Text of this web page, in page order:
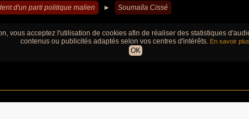
d'un parti politique malien ► Soumaïla Cissé
vous acceptez l'utilisation de cookies afin de réaliser des statistiques
contenus ou publicités adaptés selon vos centres d'intérêts. En savoir plus
OK